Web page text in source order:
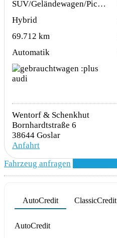
SUV/Geländewagen/Pickup
Hybrid
69.712 km
Automatik
Wentorf & Schenkhut
Bornhardtstraße 6
38644 Goslar
Anfahrt
Fahrzeug anfragen
AutoCredit ClassicCredit
AutoCredit